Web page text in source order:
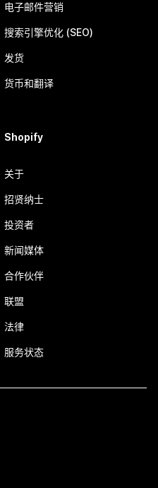
电子邮件营销
搜索引擎优化 (SEO)
发货
货币和翻译
Shopify
关于
招贤纳士
投资者
新闻媒体
合作伙伴
联盟
法律
服务状态